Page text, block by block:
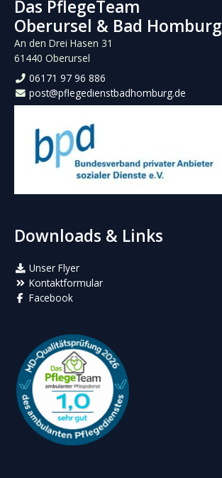
Das PflegeTeam
Oberursel & Bad Homburg
An den Drei Hasen 31
61440 Oberursel
06171 97 96 886
post@pflegedienstbadhomburg.de
Downloads & Links
Unser Flyer
Kontaktformular
Facebook